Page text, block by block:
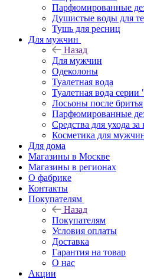
Парфюмированные
Душистые воды для
Тушь для ресниц
Для мужчин
Назад
Для мужчин
Одеколоны
Туалетная вода
Туалетная вода
Лосьоны после бритья
Парфюмированные
Средства для ухода за
Косметика для
Для дома
Магазины в Москве
Магазины в регионах
О фабрике
Контакты
Покупателям
Назад
Покупателям
Условия оплаты
Доставка
Гарантия на товар
О нас
Акции